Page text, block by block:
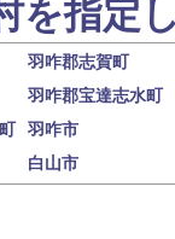
を指定
羽咋郡志賀町
羽咋郡宝達志水町
羽咋市
白山市